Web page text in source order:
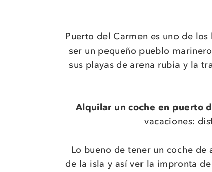
Puerto del Carmen es uno de
ser un pequeño pueblo
sus playas de arena rubia y la
Alquilar un coche en puerto
vacaciones:
Lo bueno de tener un coche
de la isla y así ver la impronta